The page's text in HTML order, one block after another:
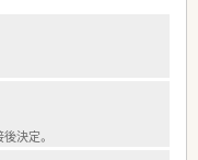
業を目指して発展してい
舗カラーには緑を強調し
民に親しまれる運営を行っ
専用の在宅医療室を完備
る先進的な環境を整えて
決定。